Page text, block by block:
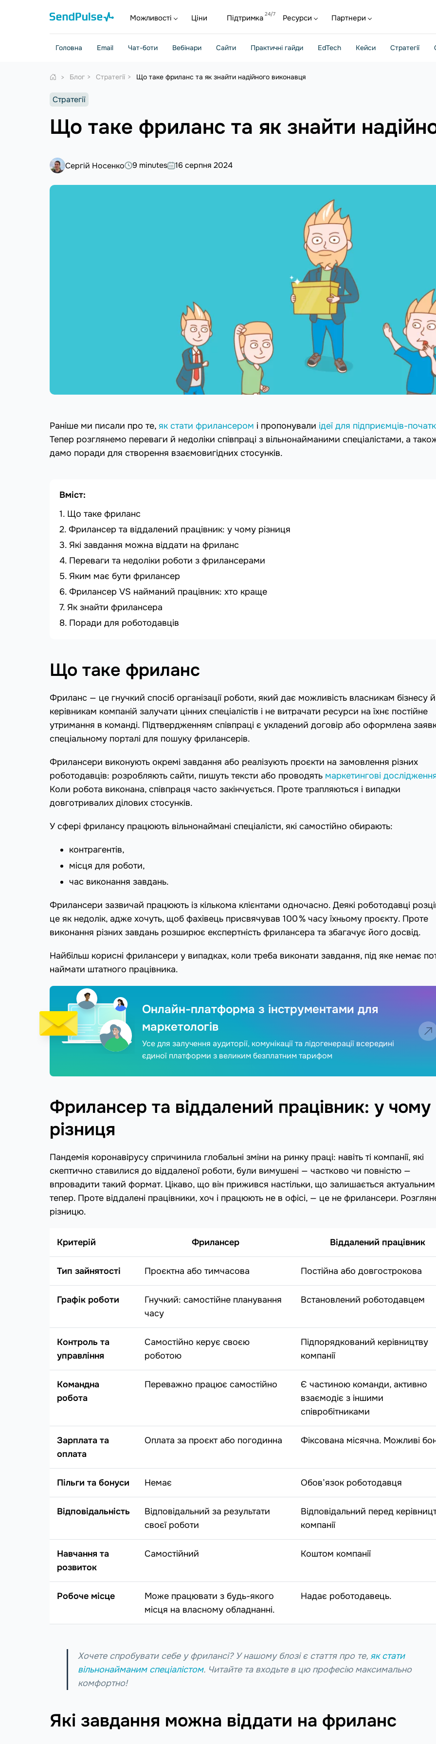
Можливості Ціни Підтримка Ресурси Партнери
Головна Email Чат-боти Вебінари Сайти Практичні гайди EdTech Кейси Стратегії
Блог Стратегії Що таке фриланс та як знайти надійного виконавця
Стратегії
Що таке фриланс та як знайти
Сергій Носенко 9 minutes 16 серпня 2024
Раніше ми писали про те, як стати фрилансером і пропонували ідеї для підприємців-
Тепер розглянемо переваги й недоліки співпраці з вільнонайманими спеціалістами, а
дамо поради для створення взаємовигідних стосунків.
Вміст:
Що таке фриланс
Фрилансер та віддалений працівник: у чому різниця
Які завдання можна віддати на фриланс
Переваги та недоліки роботи з фрилансерами
Яким має бути фрилансер
Фрилансер VS найманий працівник: хто краще
Як знайти фрилансера
Поради для роботодавців
Що таке фриланс
Фриланс — це гнучкий спосіб організації роботи, який дає можливість власникам бізнесу й
керівникам компаній залучати цінних спеціалістів і не витрачати ресурси на їхнє постійне
утримання в команді. Підтвердженням співпраці є укладений договір або оформлена
спеціальному порталі для пошуку фрилансерів.
Фрилансери виконують окремі завдання або реалізують проєкти на замовлення різних
роботодавців: розробляють сайти, пишуть тексти або проводять маркетингові
Коли робота виконана, співпраця часто закінчується. Проте трапляються і випадки
довготривалих ділових стосунків.
У сфері фрилансу працюють вільнонаймані спеціалісти, які самостійно обирають:
контрагентів,
місця для роботи,
час виконання завдань.
Фрилансери зазвичай працюють із кількома клієнтами одночасно. Деякі роботодавці
це як недолік, адже хочуть, щоб фахівець присвячував 100 % часу їхньому проєкту. Проте
виконання різних завдань розширює експертність фрилансера та збагачує його досвід.
Найбільш корисні фрилансери у випадках, коли треба виконати завдання, під яке немає
наймати штатного працівника.
Онлайн-платформа з інструментами для
маркетологів
Усе для залучення аудиторії, комунікації та лідогенерації всередині
єдиної платформи з великим безплатним тарифом
Фрилансер та віддалений працівник: у чому
різниця
Пандемія коронавірусу спричинила глобальні зміни на ринку праці: навіть ті компанії, які
скептично ставилися до віддаленої роботи, були вимушені — частково чи повністю —
впровадити такий формат. Цікаво, що він прижився настільки, що залишається актуальним
тепер. Проте віддалені працівники, хоч і працюють не в офісі, — це не фрилансери.
різницю.
Критерій Фрилансер Віддалений працівник
Тип зайнятості Проєктна або тимчасова Постійна або довгострокова
Графік роботи
Гнучкий: самостійне планування
часу
Встановлений роботодавцем
Контроль та
управління
Самостійно керує своєю
роботою
Підпорядкований керівництву
компанії
Командна
робота
Переважно працює самостійно
Є частиною команди, активно
взаємодіє з іншими
співробітниками
Зарплата та
оплата
Оплата за проєкт або погодинна Фіксована місячна. Можливі
Пільги та бонуси Немає Обов’язок роботодавця
Відповідальність
Відповідальний за результати
своєї роботи
Відповідальний перед
компанії
Навчання та
розвиток
Самостійний Коштом компанії
Робоче місце
Може працювати з будь-якого
місця на власному обладнанні.
Надає роботодавець.
Хочете спробувати себе у фрилансі? У нашому блозі є стаття про те, як стати
вільнонайманим спеціалістом. Читайте та входьте в цю професію максимально
комфортно!
Які завдання можна віддати на фриланс